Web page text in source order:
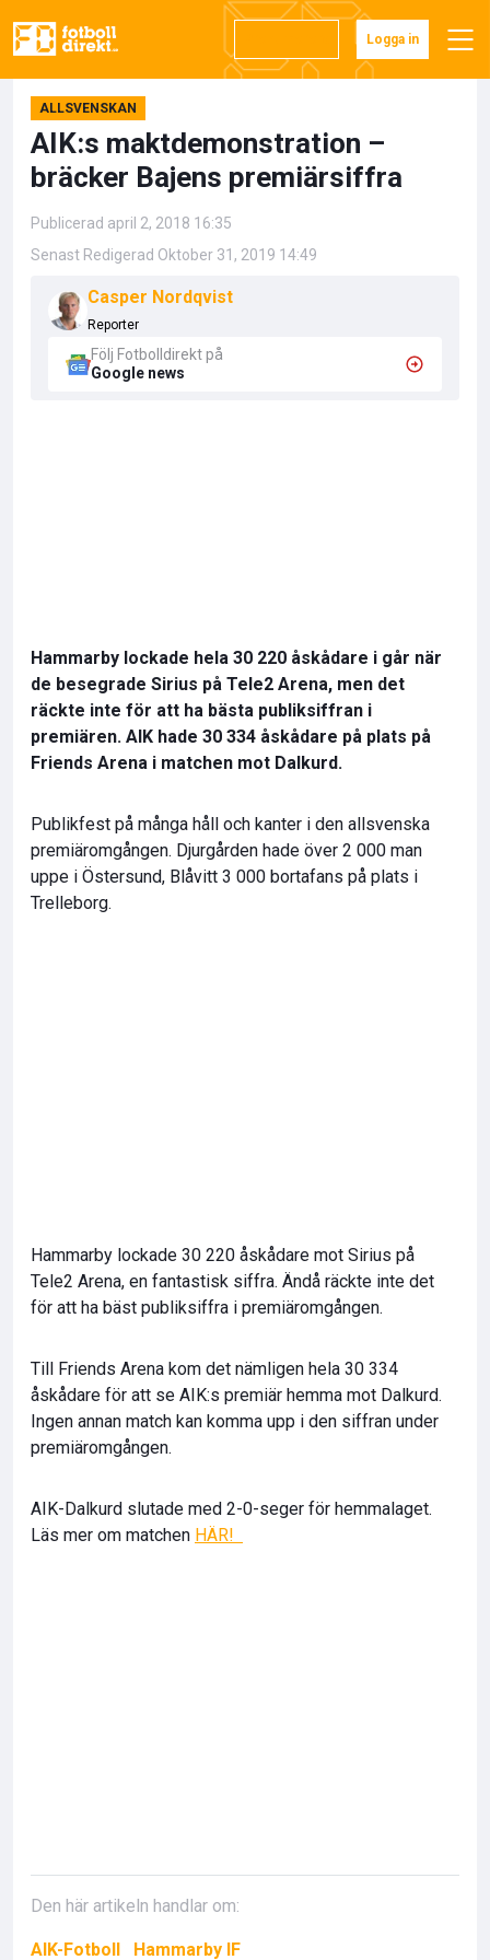
till
Logga in
ALLSVENSKAN
AIK:s maktdemonstration –
bräcker Bajens premiärsiffra
Publicerad april 2, 2018 16:35
Senast Redigerad Oktober 31, 2019 14:49
Casper Nordqvist
Reporter
Följ Fotbolldirekt på
Google news
Hammarby lockade hela 30 220 åskådare i går när
de besegrade Sirius på Tele2 Arena, men det
räckte inte för att ha bästa publiksiffran i
premiären. AIK hade 30 334 åskådare på plats på
Friends Arena i matchen mot Dalkurd.
Publikfest på många håll och kanter i den allsvenska
premiäromgången. Djurgården hade över 2 000 man
uppe i Östersund, Blåvitt 3 000 bortafans på plats i
Trelleborg.
Hammarby lockade 30 220 åskådare mot Sirius på
Tele2 Arena, en fantastisk siffra. Ändå räckte inte det
för att ha bäst publiksiffra i premiäromgången.
Till Friends Arena kom det nämligen hela 30 334
åskådare för att se AIK:s premiär hemma mot Dalkurd.
Ingen annan match kan komma upp i den siffran under
premiäromgången.
AIK-Dalkurd slutade med 2-0-seger för hemmalaget.
Läs mer om matchen HÄR!
Den här artikeln handlar om:
AIK-Fotboll Hammarby IF